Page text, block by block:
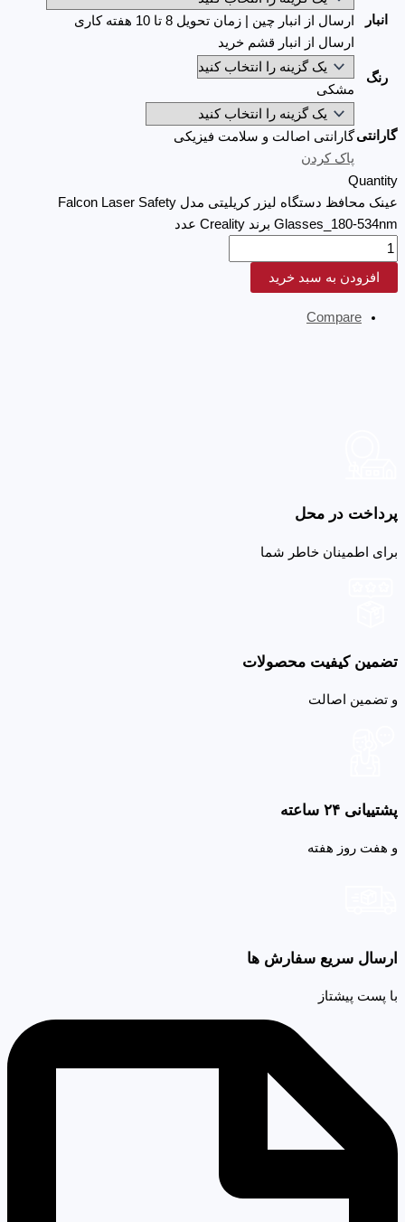
انبار
ارسال از انبار چین | زمان تحویل 8 تا 10 هفته کاری
ارسال از انبار قشم خرید
رنگ
مشکی
گارانتیگارانتی اصالت و سلامت فیزیکی
پاک کردن
Quantity
عینک محافظ دستگاه لیزر کریلیتی مدل Falcon Laser Safety
Glasses_180-534nm برند Creality عدد
افزودن به سبد خرید
Compare
پرداخت در محل
برای اطمینان خاطر شما
تضمین کیفیت محصولات
و تضمین اصالت
پشتییانی ۲۴ ساعته
و هفت روز هفته
ارسال سریع سفارش ها
با پست پیشتاز